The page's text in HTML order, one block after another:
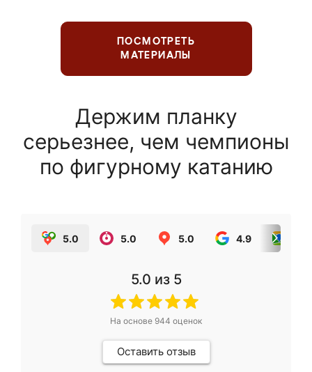
ПОСМОТРЕТЬ
МАТЕРИАЛЫ
Держим планку
серьезнее, чем чемпионы
по фигурному катанию
5.0 5.0 5.0 4.9
5.0 из 5
На основе 944 оценок
Оставить отзыв